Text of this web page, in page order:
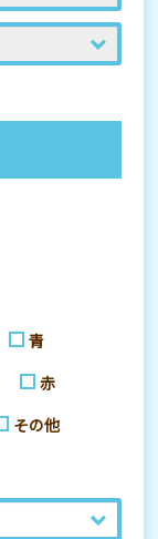
青
赤
その他